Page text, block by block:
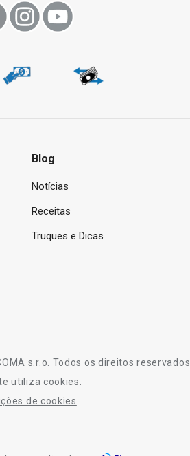
Blog
Notícias
Receitas
Truques e Dicas
s.r.o. Todos os direitos reservados.
utiliza cookies.
de cookies